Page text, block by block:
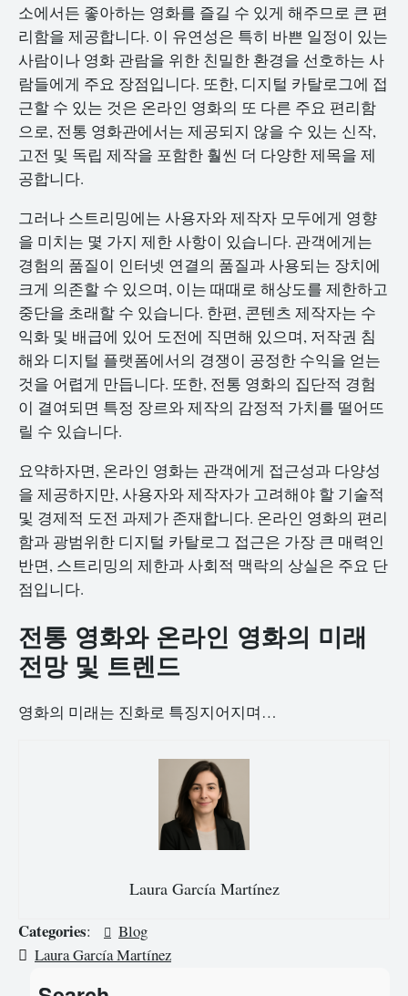
소에서든 좋아하는 영화를 즐길 수 있게 해주므로 큰 편
리함을 제공합니다. 이 유연성은 특히 바쁜 일정이 있는
사람이나 영화 관람을 위한 친밀한 환경을 선호하는 사
람들에게 주요 장점입니다. 또한, 디지털 카탈로그에 접
근할 수 있는 것은 온라인 영화의 또 다른 주요 편리함
으로, 전통 영화관에서는 제공되지 않을 수 있는 신작,
고전 및 독립 제작을 포함한 훨씬 더 다양한 제목을 제
공합니다.
그러나 스트리밍에는 사용자와 제작자 모두에게 영향
을 미치는 몇 가지 제한 사항이 있습니다. 관객에게는
경험의 품질이 인터넷 연결의 품질과 사용되는 장치에
크게 의존할 수 있으며, 이는 때때로 해상도를 제한하고
중단을 초래할 수 있습니다. 한편, 콘텐츠 제작자는 수
익화 및 배급에 있어 도전에 직면해 있으며, 저작권 침
해와 디지털 플랫폼에서의 경쟁이 공정한 수익을 얻는
것을 어렵게 만듭니다. 또한, 전통 영화의 집단적 경험
이 결여되면 특정 장르와 제작의 감정적 가치를 떨어뜨
릴 수 있습니다.
요약하자면, 온라인 영화는 관객에게 접근성과 다양성
을 제공하지만, 사용자와 제작자가 고려해야 할 기술적
및 경제적 도전 과제가 존재합니다. 온라인 영화의 편리
함과 광범위한 디지털 카탈로그 접근은 가장 큰 매력인
반면, 스트리밍의 제한과 사회적 맥락의 상실은 주요 단
점입니다.
전통 영화와 온라인 영화의 미래
전망 및 트렌드
영화의 미래는 진화로 특징지어지며…
Laura García Martínez
Categories:
Blog
Laura García Martínez